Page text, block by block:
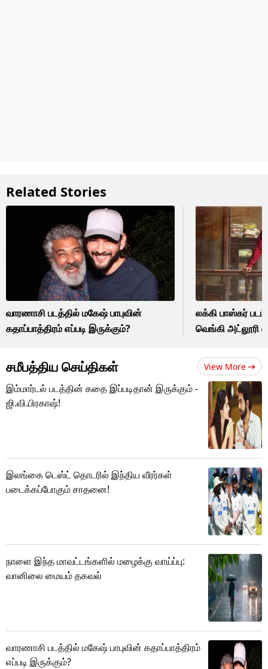
Related Stories
வாரணாசி படத்தில் மகேஷ் பாபுவின்
கதாப்பாத்திரம் எப்படி இருக்கும்?
லக்கி பாஸ்கர்
வெங்கி அட்லூரி
சமீபத்திய செய்திகள் View More
இம்மார்டல் படத்தின் கதை இப்படிதான் இருக்கும் -
ஜி.வி.பிரகாஷ்!
இலங்கை டெஸ்ட் தொடரில் இந்திய வீரர்கள்
படைக்கப்போகும் சாதனை!
நாளை இந்த மாவட்டங்களில் மழைக்கு வாய்ப்பு:
வானிலை மையம் தகவல்
வாரணாசி படத்தில் மகேஷ் பாபுவின் கதாப்பாத்திரம்
எப்படி இருக்கும்?